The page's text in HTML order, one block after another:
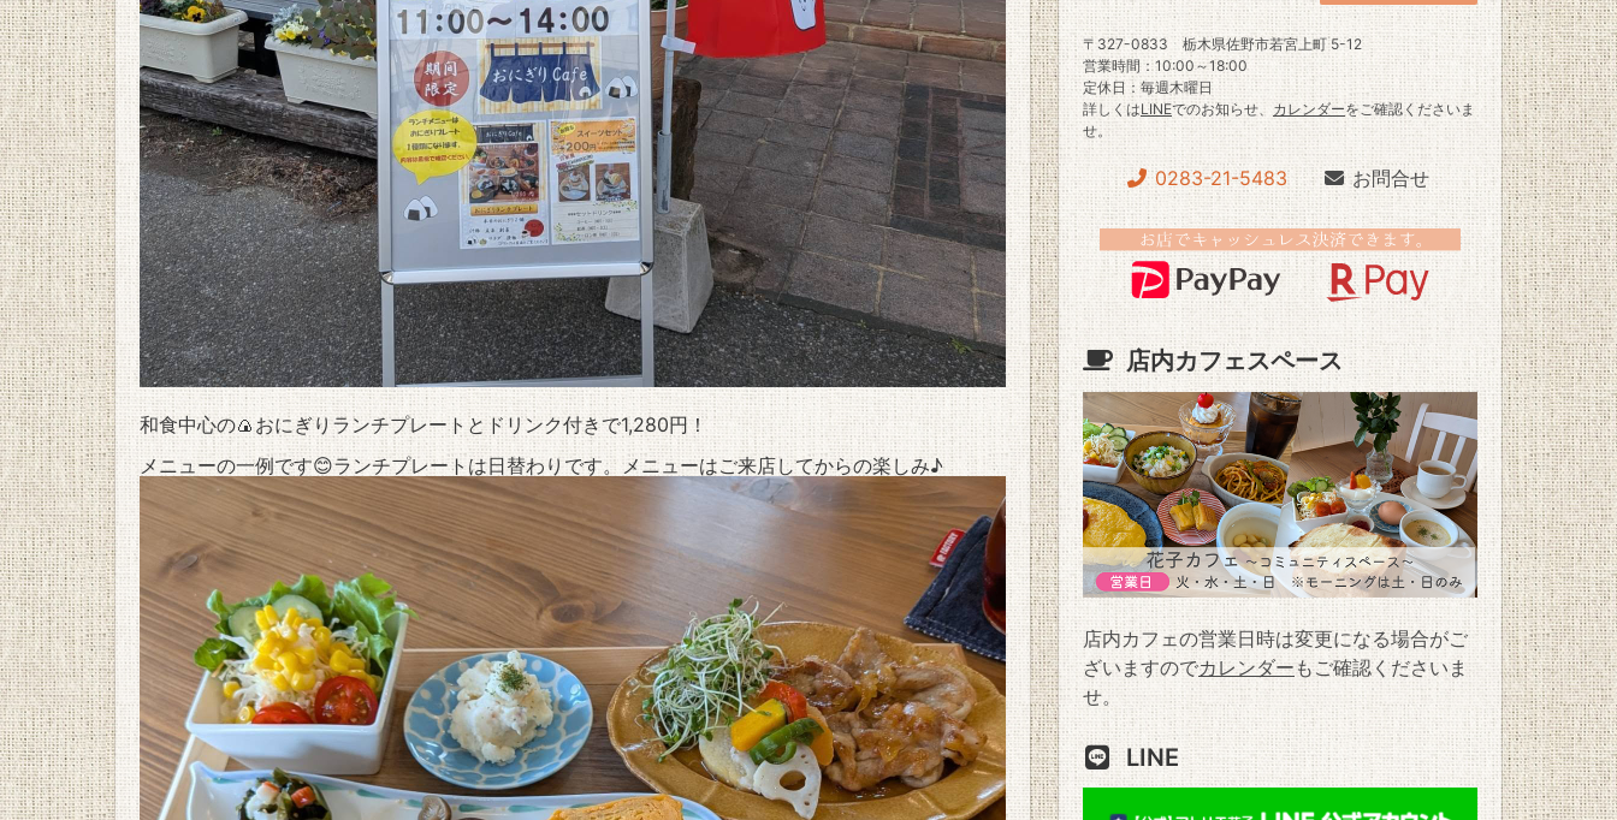
和食中心の🍙おにぎりランチプレートとドリンク付きで1,280円！
メニューの一例です😊ランチプレートは日替わりです。メニューはご来店してからの楽しみ♪
〒327-0833
栃木県佐野市若宮上町 5-12
営業時間：10:00～18:00
定休日：毎週木曜日
詳しくはLINEでのお知らせ、 カレンダーをご確認くださいま
せ。
0283-21-5483 お問合せ
店内カフェスペース
店内カフェの営業日時は変更になる場合がご
ざいますのでカレンダーもご確認くださいま
せ。
LINE